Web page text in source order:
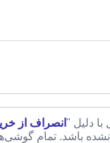
با دلیل "انصراف از
باشد. تمام